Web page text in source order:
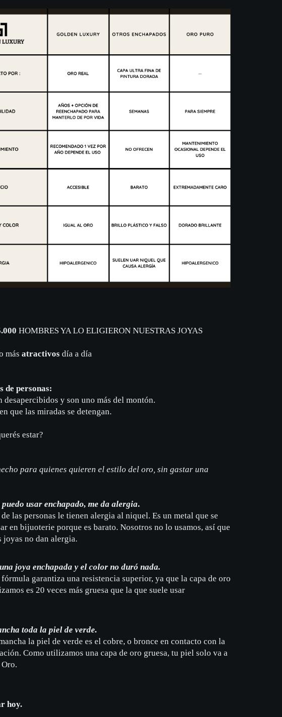
HOMBRES YA LO ELIGIERON NUESTRAS JOYAS
más atractivos día a día
de personas:
desapercibidos y son uno más del montón.
que las miradas se detengan.
estar?
para quienes quieren el estilo del oro, sin gastar una
usar enchapado, me da alergia.
las personas le tienen alergia al niquel. Es un metal que se
en bijuoterie porque es barato. Nosotros no lo usamos, así que
joyas no dan alergia.
joya enchapada y el color no duró nada.
garantiza una resistencia superior, ya que la capa de oro
es 20 veces más gruesa que la que suele usar
toda la piel de verde.
la piel de verde es el cobre, o bronce en contacto con la
Como utilizamos una capa de oro gruesa, tu piel solo va a
hoy.